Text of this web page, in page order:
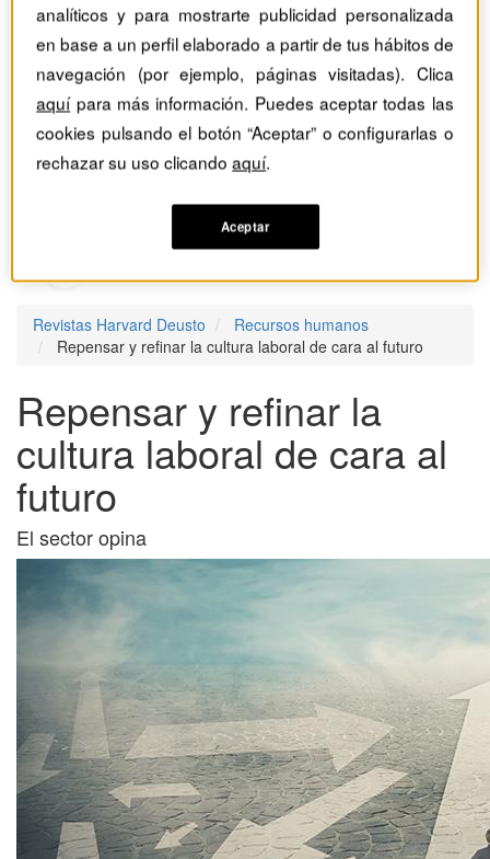
Revistas Harvard Deusto
Recursos humanos
Repensar y refinar la cultura laboral de cara al futuro
Repensar y refinar la
cultura laboral de cara al
futuro
El sector opina
analíticos y para mostrarte publicidad personalizada
en base a un perfil elaborado a partir de tus hábitos de
navegación (por ejemplo, páginas visitadas). Clica
aquípara más información. Puedes aceptar todas las
cookies pulsando el botón “Aceptar” o configurarlas o
rechazar su uso clicandoaquí.
Aceptar